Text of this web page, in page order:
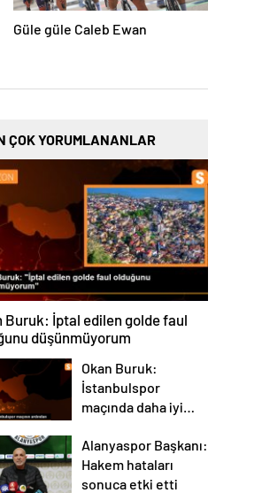
Güle güle Caleb Ewan
ÇOK YORUMLANANLAR
Buruk: İptal edilen golde faul
düşünmüyorum
Okan Buruk:
İstanbulspor
maçında daha iyi
gerekiyordu
Alanyaspor Başkanı:
Hakem hataları
sonuca etki etti